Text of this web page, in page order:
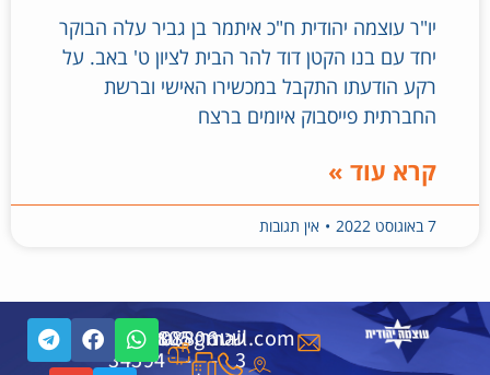
יו"ר עוצמה יהודית ח"כ איתמר בן גביר עלה הבוקר
יחד עם בנו הקטן דוד להר הבית לציון ט' באב. על
רקע הודעתו התקבל במכשירו האישי וברשת
החברתית פייסבוק איומים ברצח
קרא עוד »
7 באוגוסט 2022 אין תגובות
public.otzma@gmail.com
שטנר
3
6508806
-
6508805
-
ת"ד
34594